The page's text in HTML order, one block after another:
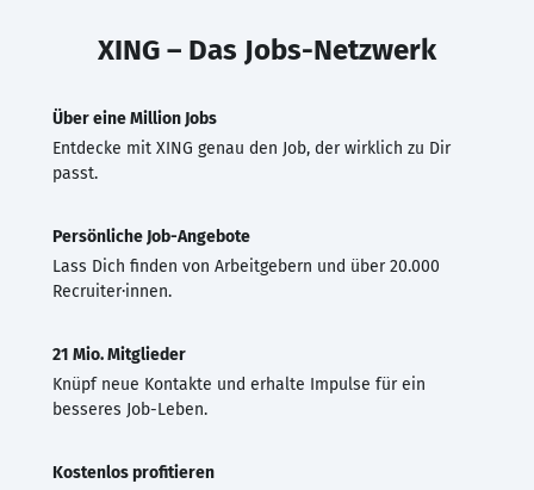
XING – Das Jobs-Netzwerk
Über eine Million Jobs
Entdecke mit XING genau den Job, der wirklich zu Dir
passt.
Persönliche Job-Angebote
Lass Dich finden von Arbeitgebern und über 20.000
Recruiter·innen.
21 Mio. Mitglieder
Knüpf neue Kontakte und erhalte Impulse für ein
besseres Job-Leben.
Kostenlos profitieren